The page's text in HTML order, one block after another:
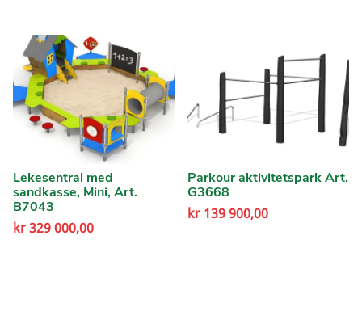
Lekesentral med
sandkasse, Mini, Art.
B7043
kr329 000,00
Parkour aktivitetspark Art.
G3668
kr139 900,00